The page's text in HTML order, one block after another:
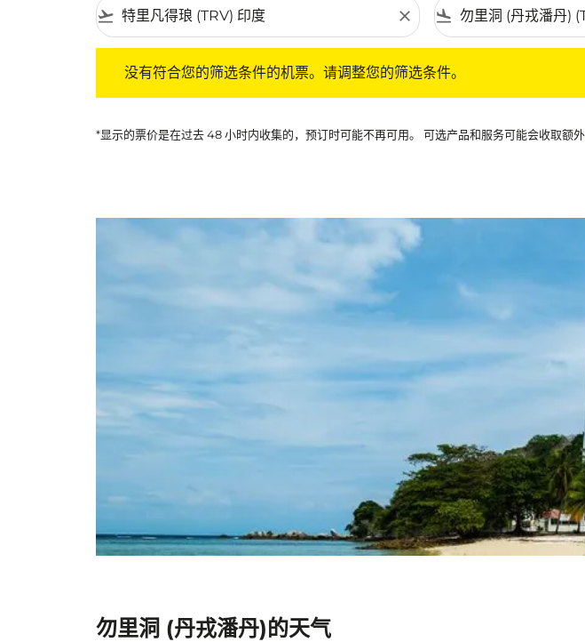
flight_takeoff close flight_land
没有符合您的筛选条件的机票。请调整您的筛选条件。
*显示的票价是在过去 48 小时内收集的，预订时可能不再可用。 可选产品和服务可能会收取额外
勿里洞 (丹戎潘丹)的天气